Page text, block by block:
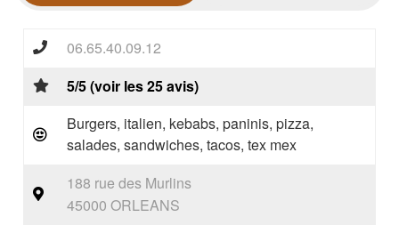
06.65.40.09.12
5/5 (voir les 25 avis)
Burgers, italien, kebabs, paninis, pizza,
salades, sandwiches, tacos, tex mex
188 rue des Murlins
45000 ORLEANS